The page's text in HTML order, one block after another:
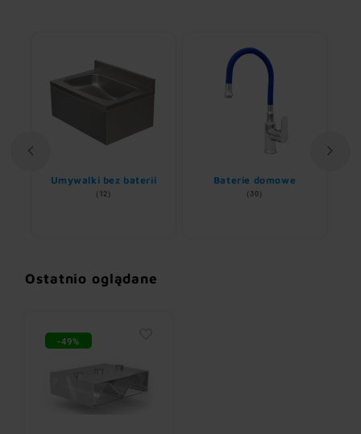
Umywalki bez baterii
(12)
Baterie domowe
(30)
Ostatnio oglądane
-49%